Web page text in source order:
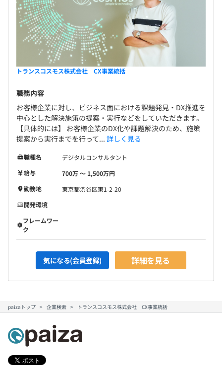
トランスコスモス株式会社 CX事業統括
職務内容
お客様企業に対し、ビジネス面における課題発見・DX推進を
中心とした解決施策の提案・実行などをしていただきます。
【具体的には】 お客様企業のDX化や課題解決のため、施策
提案から実行までを行って... 詳しく見る
職種名
デジタルコンサルタント
給与
700万 〜 1,500万円
勤務地
東京都渋谷区東1-2-20
開発環境
フレームワー
ク
気になる(会員登録) 詳細を見る
paizaトップ 企業検索 トランスコスモス株式会社 CX事業統括